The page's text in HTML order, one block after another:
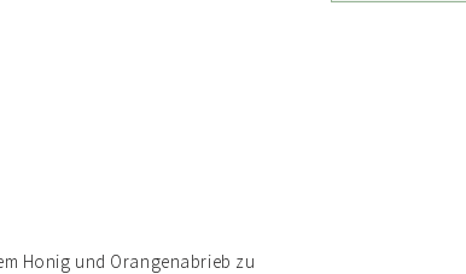
Honig und Orangenabrieb zu